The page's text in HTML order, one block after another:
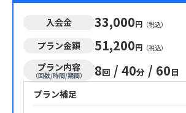
入会金 33,000円 （税込）
プラン金額 51,200円 （税込）
プラン内容
（回数/時間/期間） 8回 / 40分 / 60日
プラン補足